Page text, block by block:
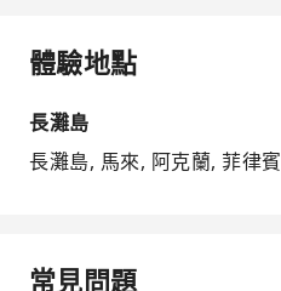
體驗地點
長灘島
長灘島, 馬來, 阿克蘭, 菲律賓
常見問題